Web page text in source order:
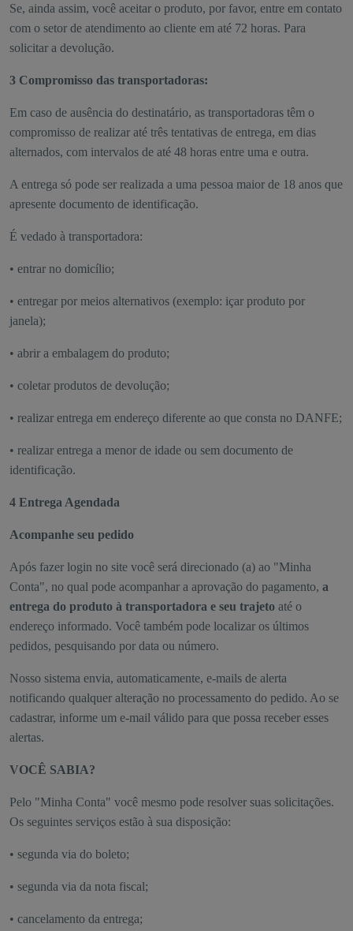
Se, ainda assim, você aceitar o produto, por favor, entre em contato
com o setor de atendimento ao cliente em até 72 horas. Para
solicitar a devolução.
3 Compromisso das transportadoras:
Em caso de ausência do destinatário, as transportadoras têm o
compromisso de realizar até três tentativas de entrega, em dias
alternados, com intervalos de até 48 horas entre uma e outra.
A entrega só pode ser realizada a uma pessoa maior de 18 anos que
apresente documento de identificação.
É vedado à transportadora:
• entrar no domicílio;
• entregar por meios alternativos (exemplo: içar produto por
janela);
• abrir a embalagem do produto;
• coletar produtos de devolução;
• realizar entrega em endereço diferente ao que consta no DANFE;
• realizar entrega a menor de idade ou sem documento de
identificação.
4 Entrega Agendada
Acompanhe seu pedido
Após fazer login no site você será direcionado (a) ao "Minha
Conta", no qual pode acompanhar a aprovação do pagamento, a
entrega do produto à transportadora e seu trajeto até o
endereço informado. Você também pode localizar os últimos
pedidos, pesquisando por data ou número.
Nosso sistema envia, automaticamente, e-mails de alerta
notificando qualquer alteração no processamento do pedido. Ao se
cadastrar, informe um e-mail válido para que possa receber esses
alertas.
VOCÊ SABIA?
Pelo "Minha Conta" você mesmo pode resolver suas solicitações.
Os seguintes serviços estão à sua disposição:
• segunda via do boleto;
• segunda via da nota fiscal;
• cancelamento da entrega;